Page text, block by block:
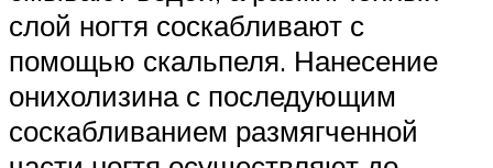
слой ногтя соскабливают с
помощью скальпеля. Нанесение
онихолизина с последующим
соскабливанием размягченной